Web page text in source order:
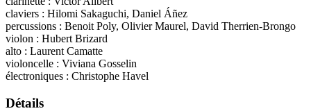
claviers : Hilomi Sakaguchi, Daniel Áñez
percussions : Benoit Poly, Olivier Maurel, David Therrien-Brongo
violon : Hubert Brizard
alto : Laurent Camatte
violoncelle : Viviana Gosselin
électroniques : Christophe Havel
Détails